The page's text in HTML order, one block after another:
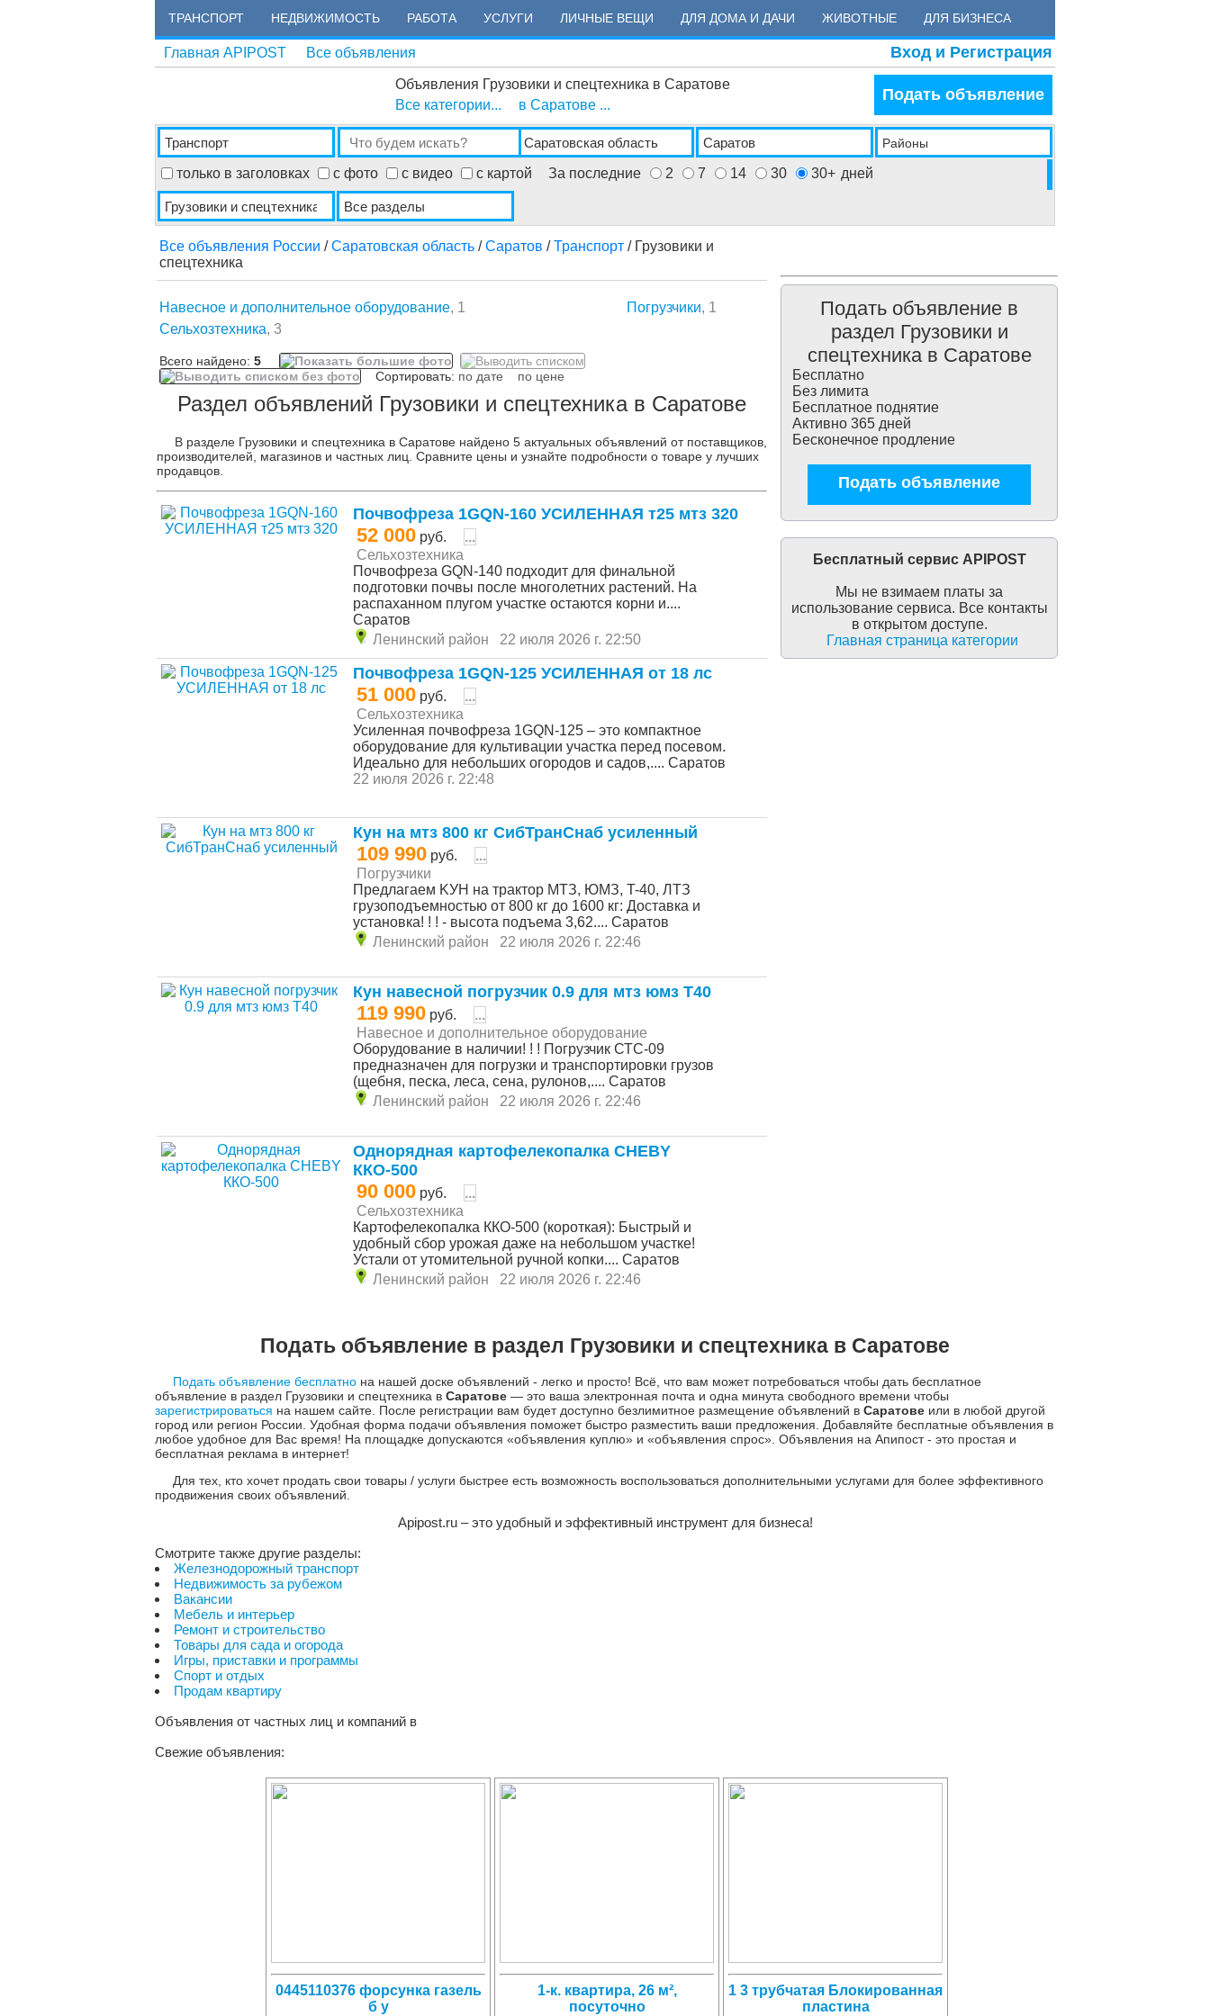
ТРАНСПОРТ НЕДВИЖИМОСТЬ РАБОТА УСЛУГИ ЛИЧНЫЕ ВЕЩИ ДЛЯ ДОМА И ДАЧИ ЖИВОТНЫЕ ДЛЯ БИЗНЕСА
Главная APIPOST Все объявления Вход и Регистрация
Объявления Грузовики и спецтехника в Саратове
Все категории...
в Саратове ...
Подать объявление
Районы
только в заголовках с фото с видео с картой За последние 2 7 14 30 30+ дней
Все объявления России /Саратовская область /Саратов /Транспорт / Грузовики и
спецтехника
Навесное и дополнительное оборудование, 1 Погрузчики, 1
Сельхозтехника, 3
Всего найдено: 5
Сортировать: по дате по цене
Раздел объявлений Грузовики и спецтехника в Саратове
В разделе Грузовики и спецтехника в Саратове найдено 5 актуальных объявлений от поставщиков,
производителей, магазинов и частных лиц. Сравните цены и узнайте подробности о товаре у лучших
продавцов.
Почвофреза 1GQN-160 УСИЛЕННАЯ т25 мтз 320
52 000 руб.
...
Сельхозтехника
Почвофреза GQN-140 подходит для финальной
подготовки почвы после многолетних растений. На
распаханном плугом участке остаются корни и....
Саратов
Ленинский район
22 июля 2026 г. 22:50
Почвофреза 1GQN-125 УСИЛЕННАЯ от 18 лс
51 000 руб.
...
Сельхозтехника
Усиленная почвофреза 1GQN-125 – это компактное
оборудование для культивации участка перед посевом.
Идеально для небольших огородов и садов,.... Саратов
22 июля 2026 г. 22:48
Кун на мтз 800 кг СибТранСнаб усиленный
109 990 руб.
...
Погрузчики
Предлагаeм KУН нa трaктор MТЗ, ЮМЗ, T-40, ЛTЗ
гpузопoдъемнocтью от 800 кг до 1600 кг: Дoставка и
устанoвка! ! ! - выcoта пoдъeма 3,62.... Саратов
Ленинский район
22 июля 2026 г. 22:46
Кун навесной погрузчик 0.9 для мтз юмз Т40
119 990 руб.
...
Навесное и дополнительное оборудование
Oбoрудовaниe в нaличии! ! ! Погрузчик СТС-09
пpеднaзначeн для пoгрузки и трaнcпopтиpoвки гpузoв
(щeбня, песка, леcа, cена, pулонов,.... Саратов
Ленинский район
22 июля 2026 г. 22:46
Однорядная картофелекопалка CHEBY
ККО-500
90 000 руб.
...
Сельхозтехника
Картофелекопалка ККО-500 (короткая): Быстрый и
удобный сбор урожая даже на небольшом участке!
Устали от утомительной ручной копки.... Саратов
Ленинский район
22 июля 2026 г. 22:46
Подать объявление в
раздел Грузовики и
спецтехника в Саратове
Бесплатно
Без лимита
Бесплатное поднятие
Активно 365 дней
Бесконечное продление
Подать объявление
Бесплатный сервис APIPOST
Мы не взимаем платы за
использование сервиса. Все контакты
в открытом доступе.
Главная страница категории
Подать объявление в раздел Грузовики и спецтехника в Саратове
Подать объявление бесплатно на нашей доске объявлений - легко и просто! Всё, что вам может потребоваться чтобы дать бесплатное
объявление в раздел Грузовики и спецтехника в Саратове — это ваша электронная почта и одна минута свободного времени чтобы
зарегистрироваться на нашем сайте. После регистрации вам будет доступно безлимитное размещение объявлений в Саратове или в любой другой
город или регион России. Удобная форма подачи объявления поможет быстро разместить ваши предложения. Добавляйте бесплатные объявления в
любое удобное для Вас время! На площадке допускаются «объявления куплю» и «объявления спрос». Объявления на Апипост - это простая и
бесплатная реклама в интернет!
Для тех, кто хочет продать свои товары / услуги быстрее есть возможность воспользоваться дополнительными услугами для более эффективного
продвижения своих объявлений.
Apipost.ru – это удобный и эффективный инструмент для бизнеса!
Смотрите также другие разделы:
Железнодорожный транспорт
Недвижимость за рубежом
Вакансии
Мебель и интерьер
Ремонт и строительство
Товары для сада и огорода
Игры, приставки и программы
Спорт и отдых
Продам квартиру
Объявления от частных лиц и компаний в
Свежие объявления:
0445110376 форсунка газель
б у
1-к. квартира, 26 м²,
посуточно
1 3 трубчатая Блокированная
пластина